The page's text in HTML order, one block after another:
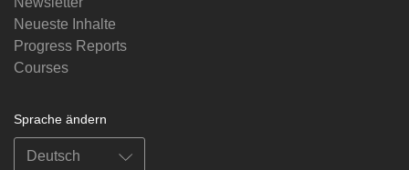
Neueste Inhalte
Progress Reports
Courses
Sprache ändern